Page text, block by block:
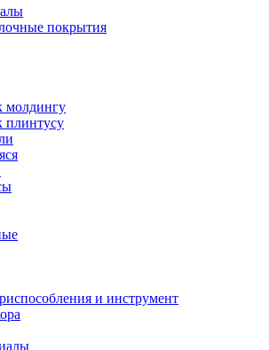
покрытия
молдингу
плинтусу
и инструмент